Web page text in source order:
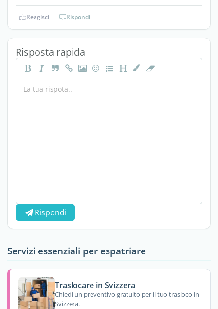
Reagisci Rispondi
Risposta rapida
Rispondi
Servizi essenziali per espatriare
Traslocare in Svizzera
Chiedi un preventivo gratuito per il tuo trasloco in
Svizzera.